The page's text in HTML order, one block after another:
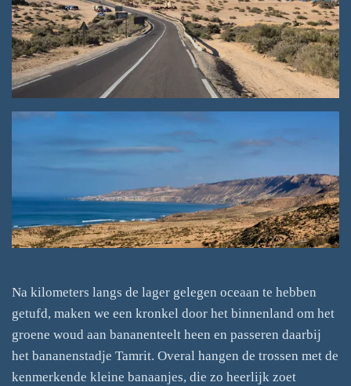
Na kilometers langs de lager gelegen oceaan te hebben
getufd, maken we een kronkel door het binnenland om het
groene woud aan bananenteelt heen en passeren daarbij
het bananenstadje Tamrit. Overal hangen de trossen met de
kenmerkende kleine banaanjes, die zo heerlijk zoet